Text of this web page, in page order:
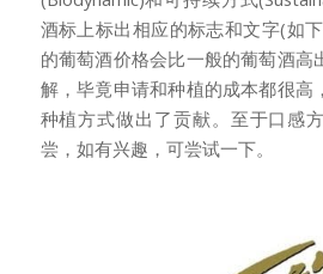
酒标上标出相应的标志和文字(如
的葡萄酒价格会比一般的葡萄酒高
解，毕竟申请和种植的成本都很高
种植方式做出了贡献。至于口感
尝，如有兴趣，可尝试一下。